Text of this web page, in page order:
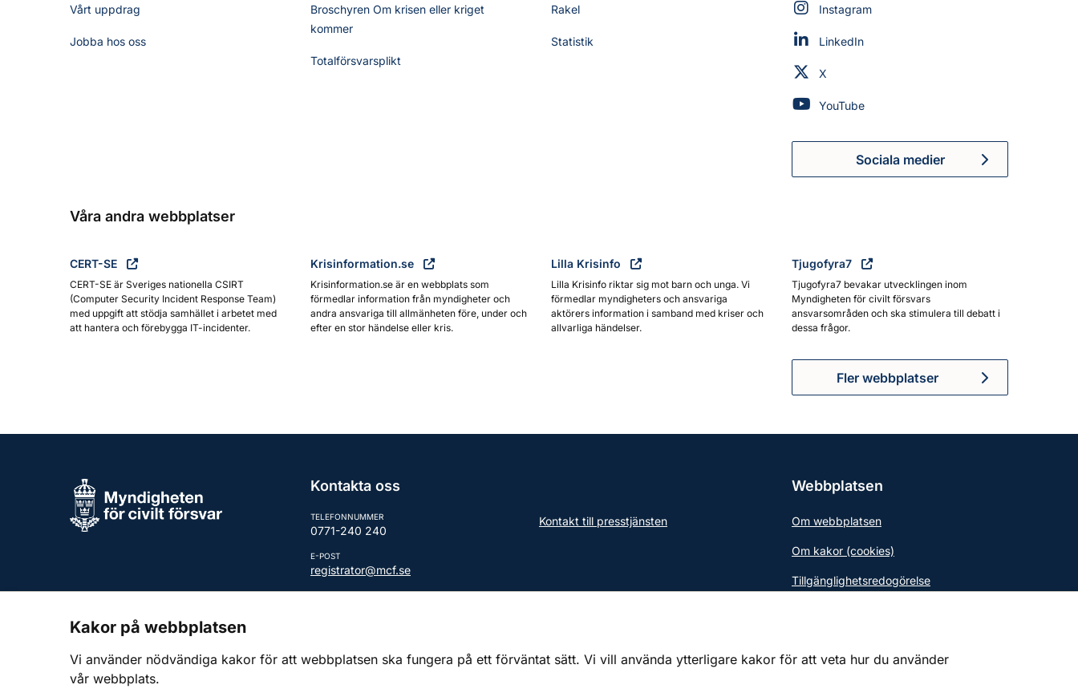
Vårt uppdrag
Jobba hos oss
Broschyren Om krisen eller kriget
kommer
Totalförsvarsplikt
Rakel
Statistik
Myndigheten för civilt försvar på
Instagram
Myndigheten för civilt försvar på
LinkedIn
Myndigheten för civilt försvar på
X
Myndigheten för civilt försvar på
YouTube
Myndigheten för civilt
Sociala medier
Våra andra webbplatser
CERT-SE
CERT-SE är Sveriges nationella CSIRT
(Computer Security Incident Response Team)
med uppgift att stödja samhället i arbetet med
att hantera och förebygga IT-incidenter.
Krisinformation.se
Krisinformation.se är en webbplats som
förmedlar information från myndigheter och
andra ansvariga till allmänheten före, under och
efter en stor händelse eller kris.
Lilla Krisinfo
Lilla Krisinfo riktar sig mot barn och unga. Vi
förmedlar myndigheters och ansvariga
aktörers information i samband med kriser och
allvarliga händelser.
Tjugofyra7
Tjugofyra7 bevakar utvecklingen inom
Myndigheten för civilt försvars
ansvarsområden och ska stimulera till debatt i
dessa frågor.
Fler webbplatser
Kontakta oss
TELEFONNUMMER
0771-240 240
E-POST
registrator@mcf.se
Kontakt till presstjänsten
Webbplatsen
Om webbplatsen
Om kakor (cookies)
Tillgänglighetsredogörelse
Kakor på webbplatsen
Vi använder nödvändiga kakor för att webbplatsen ska fungera på ett förväntat sätt. Vi vill använda ytterligare kakor för att veta hur du använder
vår webbplats.